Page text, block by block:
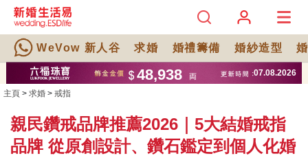
WeVow 新人谷 求婚 婚禮籌備 婚紗造型
主頁 > 求婚 > 戒指
親民鑽戒品牌推薦2026｜5大結婚戒指
品牌 從原創設計、鑽石鑑定到個人化婚